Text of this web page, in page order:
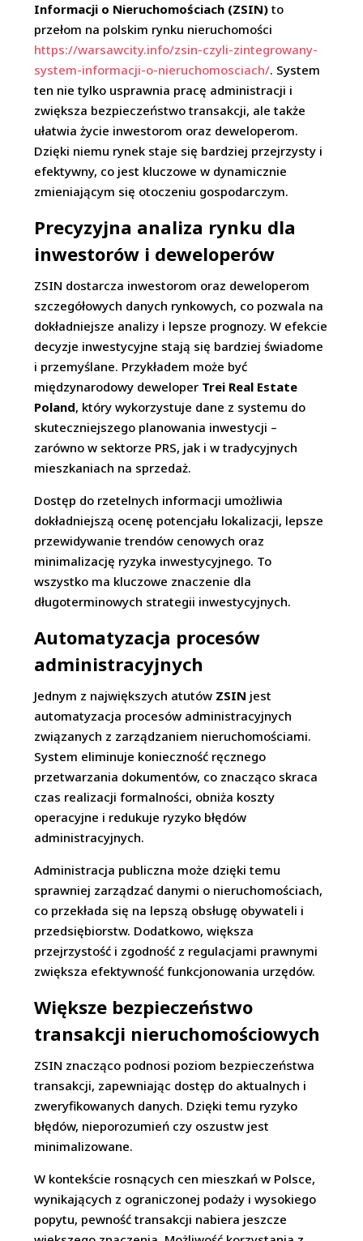
Informacji o Nieruchomościach (ZSIN) to
przełom na polskim rynku nieruchomości
https://warsawcity.info/zsin-czyli-zintegrowany-
system-informacji-o-nieruchomosciach/. System
ten nie tylko usprawnia pracę administracji i
zwiększa bezpieczeństwo transakcji, ale także
ułatwia życie inwestorom oraz deweloperom.
Dzięki niemu rynek staje się bardziej przejrzysty i
efektywny, co jest kluczowe w dynamicznie
zmieniającym się otoczeniu gospodarczym.
Precyzyjna analiza rynku dla
inwestorów i deweloperów
ZSIN dostarcza inwestorom oraz deweloperom
szczegółowych danych rynkowych, co pozwala na
dokładniejsze analizy i lepsze prognozy. W efekcie
decyzje inwestycyjne stają się bardziej świadome
i przemyślane. Przykładem może być
międzynarodowy deweloper Trei Real Estate
Poland, który wykorzystuje dane z systemu do
skuteczniejszego planowania inwestycji –
zarówno w sektorze PRS, jak i w tradycyjnych
mieszkaniach na sprzedaż.
Dostęp do rzetelnych informacji umożliwia
dokładniejszą ocenę potencjału lokalizacji, lepsze
przewidywanie trendów cenowych oraz
minimalizację ryzyka inwestycyjnego. To
wszystko ma kluczowe znaczenie dla
długoterminowych strategii inwestycyjnych.
Automatyzacja procesów
administracyjnych
Jednym z największych atutów ZSIN jest
automatyzacja procesów administracyjnych
związanych z zarządzaniem nieruchomościami.
System eliminuje konieczność ręcznego
przetwarzania dokumentów, co znacząco skraca
czas realizacji formalności, obniża koszty
operacyjne i redukuje ryzyko błędów
administracyjnych.
Administracja publiczna może dzięki temu
sprawniej zarządzać danymi o nieruchomościach,
co przekłada się na lepszą obsługę obywateli i
przedsiębiorstw. Dodatkowo, większa
przejrzystość i zgodność z regulacjami prawnymi
zwiększa efektywność funkcjonowania urzędów.
Większe bezpieczeństwo
transakcji nieruchomościowych
ZSIN znacząco podnosi poziom bezpieczeństwa
transakcji, zapewniając dostęp do aktualnych i
zweryfikowanych danych. Dzięki temu ryzyko
błędów, nieporozumień czy oszustw jest
minimalizowane.
W kontekście rosnących cen mieszkań w Polsce,
wynikających z ograniczonej podaży i wysokiego
popytu, pewność transakcji nabiera jeszcze